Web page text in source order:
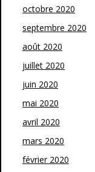
octobre 2020
septembre 2020
août 2020
juillet 2020
juin 2020
mai 2020
avril 2020
mars 2020
février 2020